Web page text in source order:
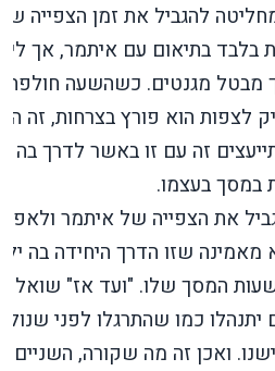
להגביל את זמן הצפייה
בתיאום עם איתמר, אך
מבטל מגנטים. כשהשעה חולפת
הוא פורץ בצרחות, זה
זה עם זו באשר לדרך בה
במסך בעצמו.
את הצפייה של איתמר
שזו הדרך היחידה בה
המסך שלו. "ועד אז" שואל
כמו שהתרגלו לפני
ואכן זה מה שקורה, השניים